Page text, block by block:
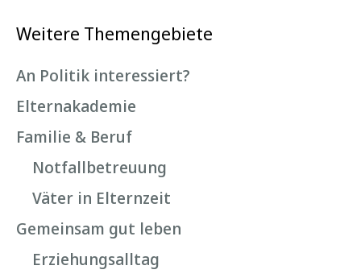
Weitere Themengebiete
An Politik interessiert?
Elternakademie
Familie & Beruf
Notfallbetreuung
Väter in Elternzeit
Gemeinsam gut leben
Erziehungsalltag